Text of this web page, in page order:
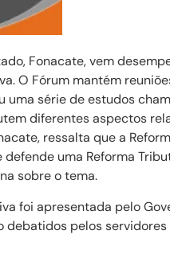
Fonacate, vem
O Fórum mantém
uma série de estudos
diferentes aspectos
ressalta que a
uma Reforma
sobre o tema.
foi apresentada pelo
debatidos pelos